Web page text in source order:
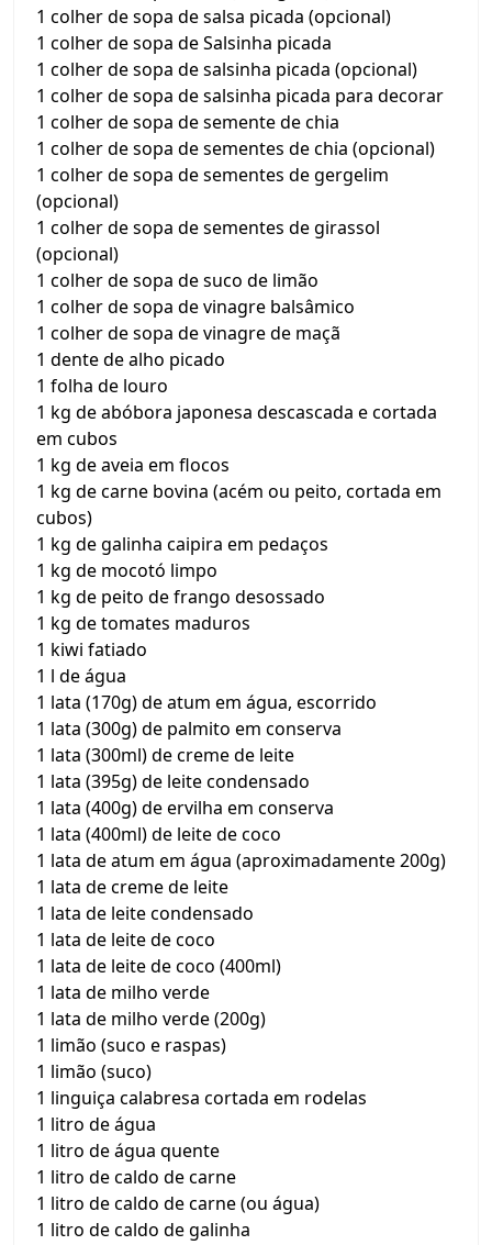
1 colher de sopa de salsa picada (opcional)
1 colher de sopa de Salsinha picada
1 colher de sopa de salsinha picada (opcional)
1 colher de sopa de salsinha picada para decorar
1 colher de sopa de semente de chia
1 colher de sopa de sementes de chia (opcional)
1 colher de sopa de sementes de gergelim
(opcional)
1 colher de sopa de sementes de girassol
(opcional)
1 colher de sopa de suco de limão
1 colher de sopa de vinagre balsâmico
1 colher de sopa de vinagre de maçã
1 dente de alho picado
1 folha de louro
1 kg de abóbora japonesa descascada e cortada
em cubos
1 kg de aveia em flocos
1 kg de carne bovina (acém ou peito, cortada em
cubos)
1 kg de galinha caipira em pedaços
1 kg de mocotó limpo
1 kg de peito de frango desossado
1 kg de tomates maduros
1 kiwi fatiado
1 l de água
1 lata (170g) de atum em água, escorrido
1 lata (300g) de palmito em conserva
1 lata (300ml) de creme de leite
1 lata (395g) de leite condensado
1 lata (400g) de ervilha em conserva
1 lata (400ml) de leite de coco
1 lata de atum em água (aproximadamente 200g)
1 lata de creme de leite
1 lata de leite condensado
1 lata de leite de coco
1 lata de leite de coco (400ml)
1 lata de milho verde
1 lata de milho verde (200g)
1 limão (suco e raspas)
1 limão (suco)
1 linguiça calabresa cortada em rodelas
1 litro de água
1 litro de água quente
1 litro de caldo de carne
1 litro de caldo de carne (ou água)
1 litro de caldo de galinha